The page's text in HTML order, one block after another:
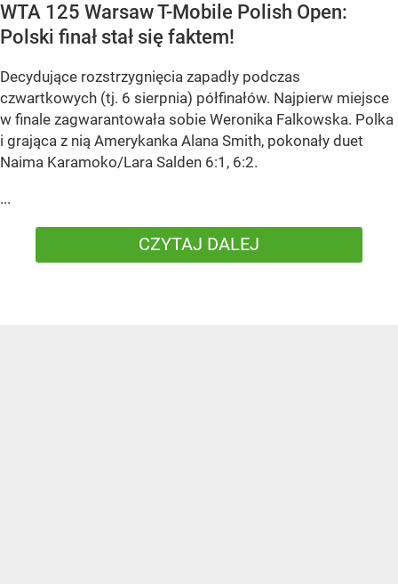
WTA 125 Warsaw T-Mobile Polish Open:
Polski finał stał się faktem!
Decydujące rozstrzygnięcia zapadły podczas
czwartkowych (tj. 6 sierpnia) półfinałów. Najpierw miejsce
w finale zagwarantowała sobie Weronika Falkowska. Polka
i grająca z nią Amerykanka Alana Smith, pokonały duet
Naima Karamoko/Lara Salden 6:1, 6:2.
...
CZYTAJ DALEJ